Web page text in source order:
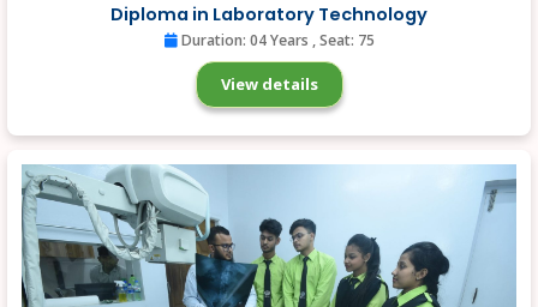
Diploma in Laboratory Technology
Duration: 04 Years , Seat: 75
View details